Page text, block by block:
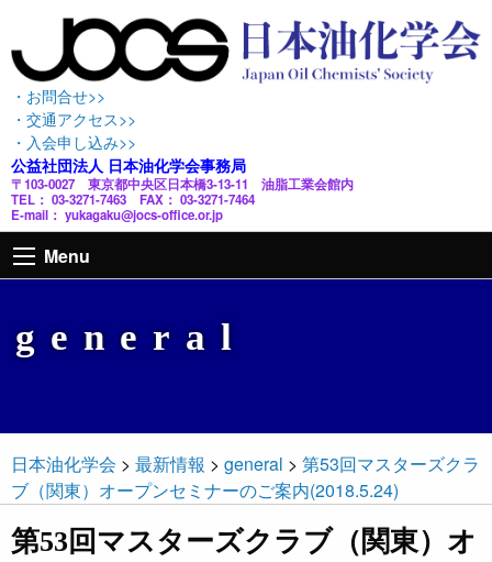
・お問合せ>>
・交通アクセス>>
・入会申し込み>>
公益社団法人 日本油化学会事務局
〒103-0027 東京都中央区日本橋3-13-11 油脂工業会館内
TEL： 03-3271-7463 FAX： 03-3271-7464
E-mail： yukagaku@jocs-office.or.jp
Menu
general
日本油化学会 > 最新情報 > general > 第53回マスターズクラ
ブ（関東）オープンセミナーのご案内(2018.5.24)
第53回マスターズクラブ（関東）オ